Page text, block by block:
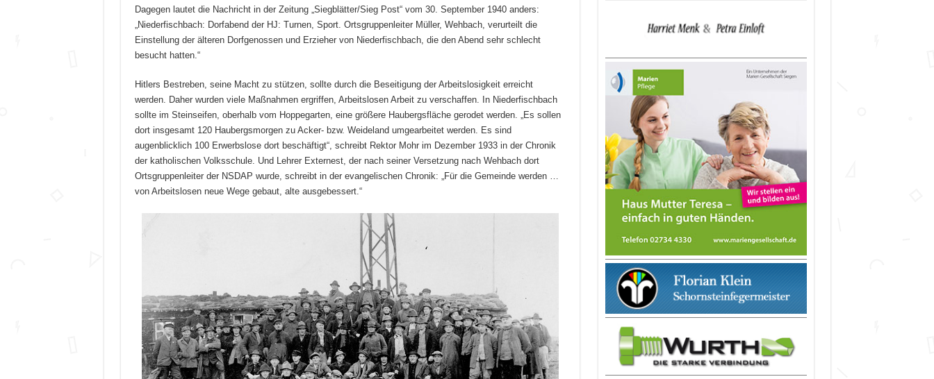
Dagegen lautet die Nachricht in der Zeitung „Siegblätter/Sieg Post“ vom 30. September 1940 anders:
„Niederfischbach: Dorfabend der HJ: Turnen, Sport. Ortsgruppenleiter Müller, Wehbach, verurteilt die
Einstellung der älteren Dorfgenossen und Erzieher von Niederfischbach, die den Abend sehr schlecht
besucht hatten.“
Hitlers Bestreben, seine Macht zu stützen, sollte durch die Beseitigung der Arbeitslosigkeit erreicht
werden. Daher wurden viele Maßnahmen ergriffen, Arbeitslosen Arbeit zu verschaffen. In Niederfischbach
sollte im Steinseifen, oberhalb vom Hoppegarten, eine größere Haubergsfläche gerodet werden. „Es sollen
dort insgesamt 120 Haubergsmorgen zu Acker- bzw. Weideland umgearbeitet werden. Es sind
augenblicklich 100 Erwerbslose dort beschäftigt“, schreibt Rektor Mohr im Dezember 1933 in der Chronik
der katholischen Volksschule. Und Lehrer Externest, der nach seiner Versetzung nach Wehbach dort
Ortsgruppenleiter der NSDAP wurde, schreibt in der evangelischen Chronik: „Für die Gemeinde werden …
von Arbeitslosen neue Wege gebaut, alte ausgebessert.“